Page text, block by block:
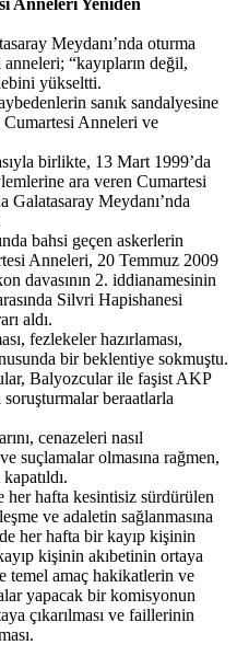
Meydanı’nda oturma
“kayıpların değil,
yükseltti.
sanık sandalyesine
Cumartesi Anneleri ve
birlikte, 13 Mart 1999’da
ara veren Cumartesi
Galatasaray Meydanı’nda
bahsi geçen askerlerin
Anneleri, 20 Temmuz 2009
davasının 2. iddianamesinin
Silvri Hapishanesi
aldı.
fezlekeler hazırlaması,
bir beklentiye sokmuştu.
Balyozcular ile faşist AKP
soruşturmalar beraatlarla
cenazeleri nasıl
suçlamalar olmasına rağmen,
hafta kesintisiz sürdürülen
ve adaletin sağlanmasına
her hafta bir kayıp kişinin
kişinin akıbetinin ortaya
temel amaç hakikatlerin ve
yapacak bir komisyonun
çıkarılması ve faillerinin